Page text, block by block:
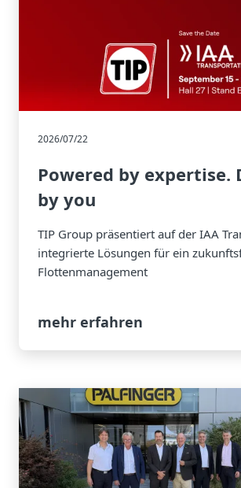
2026/07/22
Powered by expertise.
by you
TIP Group präsentiert auf der IAA
integrierte Lösungen für ein
Flottenmanagement
mehr erfahren